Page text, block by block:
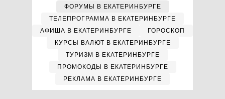
ФОРУМЫ В ЕКАТЕРИНБУРГЕ
ТЕЛЕПРОГРАММА В ЕКАТЕРИНБУРГЕ
АФИША В ЕКАТЕРИНБУРГЕ
ГОРОСКОП
КУРСЫ ВАЛЮТ В ЕКАТЕРИНБУРГЕ
ТУРИЗМ В ЕКАТЕРИНБУРГЕ
ПРОМОКОДЫ В ЕКАТЕРИНБУРГЕ
РЕКЛАМА В ЕКАТЕРИНБУРГЕ